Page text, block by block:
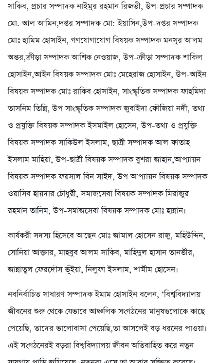
সাকিব, প্রচার সম্পাদক নাইমুর রহমান রিজভী, উপ-প্রচার সম্পাদক
মো. আল আমিন,দপ্তর সম্পাদক মো: ইয়াসিন,উপ-দপ্তর সম্পাদক
মোঃ হামিম হোসাইন, গণযোগাযোগ বিষয়ক সম্পাদক মনসুর আলম
অন্তর,ক্রীড়া সম্পাদক আশিক নেওয়াজ, উপ-ক্রীড়া সম্পাদক শাকিল
হোসাইন,আইন বিষয়ক সম্পাদক মোঃ মেহেরাজ হোসাইন, উপ-আইন
বিষয়ক সম্পাদক মোঃ রাকিব হোসাইন, সাংস্কৃতিক সম্পাদক ফাহমিদা
তাসনিম তিন্নি, উপ সাংস্কৃতিক সম্পাদক জুবাইদা ফৌজিয়া নদী, তথ্য
ও প্রযুক্তি বিষয়ক সম্পাদক ইসমাইল হোসেন, উপ-তথ্য ও প্রযুক্তি
বিষয়ক সম্পাদক সাকিউল ইসলাম, ছাত্রী সম্পাদক আল ফাতাহ
ইসলাম মাহিয়া, উপ-ছাত্রী বিষয়ক সম্পাদক বুশরা জাহান,আপ্যায়ন
বিষয়ক সম্পাদক ফয়সাল বিন সাইদ, উপ আপ্যায়ন বিষয়ক সম্পাদক
ওয়াসিব হায়দার চৌধুরী, সমাজসেবা বিষয়ক সম্পাদক মিরাজুর
রহমান তানিম, উপ-সমাজসেবা বিষয়ক সম্পাদক মোঃ হান্নান।
কার্যকরী সদস্য হিসেবে আছেন মোঃ জামাল হোসেন রাজু, মহিউদ্দিন,
সোনিয়া আক্তার, মাহবুব আলম সাকিব, মাহিদুল হাসান তানভীর,
জান্নাতুল ফেরদৌস ভূঁইয়া, নিলুফা ইসলাম, শামীম হোসেন।
নবনির্বাচিত সাধারণ সম্পাদক ইমাম হোসাইন বলেন, ‘বিশ্ববিদ্যালয়
জীবনের শুরু থেকে যেভাবে আঞ্চলিক সংগঠনের মানুষগুলোকে কাছে
পেয়েছি, তাদের ভালোবাসা পেয়েছি,তা আসলেই বড় ধরনের পাওয়া।
এই সংগঠনেরই বড়রা বিশ্ববিদ্যালয় জীবন অতিবাহিত করে নতুন